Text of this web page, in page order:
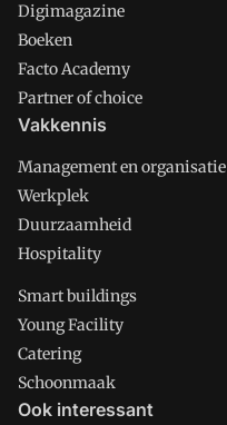
Digimagazine
Boeken
Facto Academy
Partner of choice
Vakkennis
Management en organisatie
Werkplek
Duurzaamheid
Hospitality
Smart buildings
Young Facility
Catering
Schoonmaak
Ook interessant